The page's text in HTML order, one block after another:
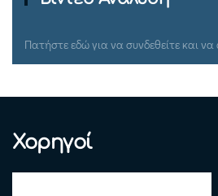
Πατήστε εδώ για να συνδεθείτε και
Χορηγοί